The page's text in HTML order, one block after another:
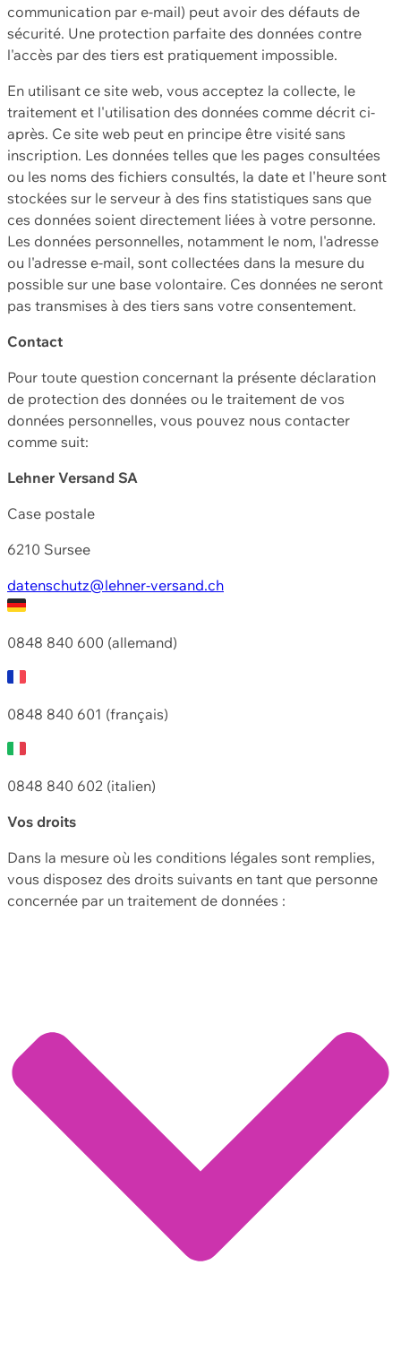
communication par e-mail) peut avoir des défauts de
sécurité. Une protection parfaite des données contre
l'accès par des tiers est pratiquement impossible.
En utilisant ce site web, vous acceptez la collecte, le
traitement et l'utilisation des données comme décrit ci-
après. Ce site web peut en principe être visité sans
inscription. Les données telles que les pages consultées
ou les noms des fichiers consultés, la date et l'heure sont
stockées sur le serveur à des fins statistiques sans que
ces données soient directement liées à votre personne.
Les données personnelles, notamment le nom, l'adresse
ou l'adresse e-mail, sont collectées dans la mesure du
possible sur une base volontaire. Ces données ne seront
pas transmises à des tiers sans votre consentement.
Contact
Pour toute question concernant la présente déclaration
de protection des données ou le traitement de vos
données personnelles, vous pouvez nous contacter
comme suit:
Lehner Versand SA
Case postale
6210 Sursee
datenschutz@lehner-versand.ch
0848 840 600 (allemand)
0848 840 601 (français)
0848 840 602 (italien)
Vos droits
Dans la mesure où les conditions légales sont remplies,
vous disposez des droits suivants en tant que personne
concernée par un traitement de données :